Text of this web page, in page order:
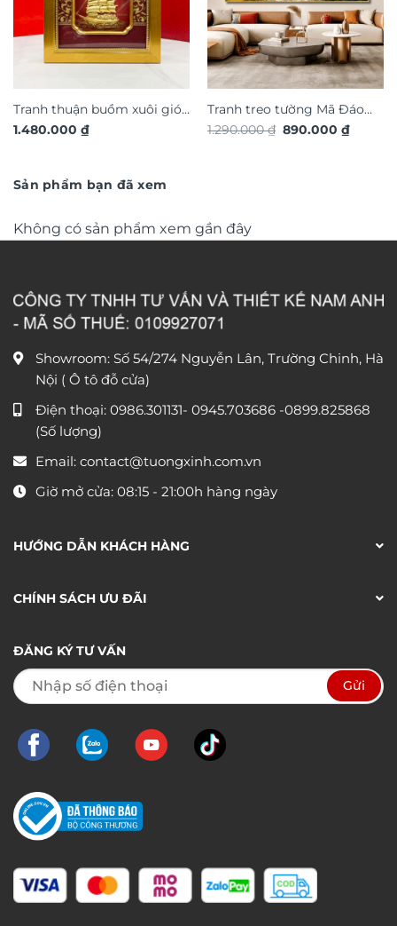
Tranh thuận buồm xuôi gió
quà tặng cao cấp TDV18
1.480.000 ₫
Tranh treo tường Mã Đáo
Thành Công TG4932S
1.290.000₫ Giá
890.000₫Giá
Sản phẩm bạn đã xem
Không có sản phẩm xem gần đây
Showroom: Số 54/274 Nguyễn Lân, Trường Chinh, Hà
Nội ( Ô tô đỗ cửa)
Điện thoại: 0986.301131- 0945.703686 -0899.825868
(Số lượng)
Email: contact@tuongxinh.com.vn
Giờ mở cửa: 08:15 - 21:00h hàng ngày
HƯỚNG DẪN KHÁCH HÀNG
CHÍNH SÁCH ƯU ĐÃI
ĐĂNG KÝ TƯ VẤN